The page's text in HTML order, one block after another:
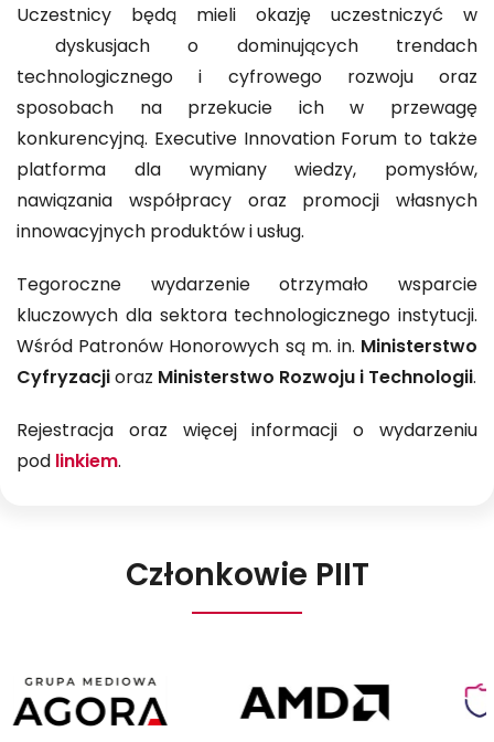
Uczestnicy będą mieli okazję uczestniczyć w
dyskusjach o dominujących trendach
technologicznego i cyfrowego rozwoju oraz
sposobach na przekucie ich w przewagę
konkurencyjną. Executive Innovation Forum to także
platforma dla wymiany wiedzy, pomysłów,
nawiązania współpracy oraz promocji własnych
innowacyjnych produktów i usług.
Tegoroczne wydarzenie otrzymało wsparcie
kluczowych dla sektora technologicznego instytucji.
Wśród Patronów Honorowych są m. in. Ministerstwo
Cyfryzacjioraz Ministerstwo Rozwoju i Technologii.
Rejestracja oraz więcej informacji o wydarzeniu
podlinkiem.
Członkowie PIIT
Agora
Poland